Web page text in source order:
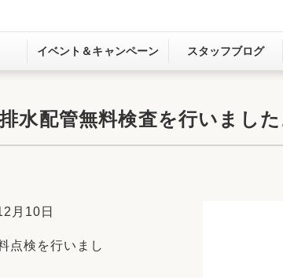
玄関まわり 門
ス カースペース
シミュレーション
お客さま満足度アンケート
イベント＆キャンペーン スタッフブログ
水配管無料検査を行いました
月10日
点検を行いまし